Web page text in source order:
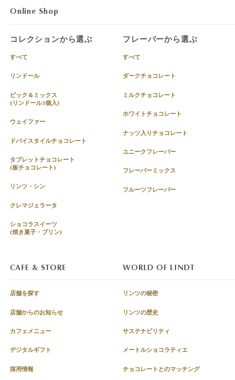
Online Shop
コレクションから選ぶ
すべて
リンドール
ピック＆ミックス
(リンドール3個入)
ウェイファー
ドバイスタイルチョコレート
タブレットチョコレート
(板チョコレート)
リンツ・シン
クレマジェラータ
ショコラスイーツ
(焼き菓子・プリン)
フレーバーから選ぶ
すべて
ダークチョコレート
ミルクチョコレート
ホワイトチョコレート
ナッツ入りチョコレート
ユニークフレーバー
フレーバーミックス
フルーツフレーバー
CAFE & STORE
店舗を探す
店舗からのお知らせ
カフェメニュー
デジタルギフト
採用情報
WORLD OF LINDT
リンツの秘密
リンツの歴史
サステナビリティ
メートルショコラティエ
チョコレートとのマッチング